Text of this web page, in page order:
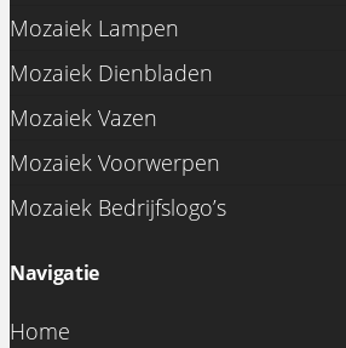
Mozaiek Lampen
Mozaiek Dienbladen
Mozaiek Vazen
Mozaiek Voorwerpen
Mozaiek Bedrijfslogo’s
Navigatie
Home